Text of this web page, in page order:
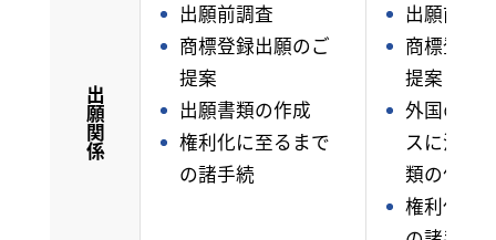
出願関係
出願前調査
商標登録出願のご
提案
出願書類の作成
権利化に至るまで
の諸手続
出願前調
商標登録
提案
外国のプ
スに沿っ
類の作成
権利化に